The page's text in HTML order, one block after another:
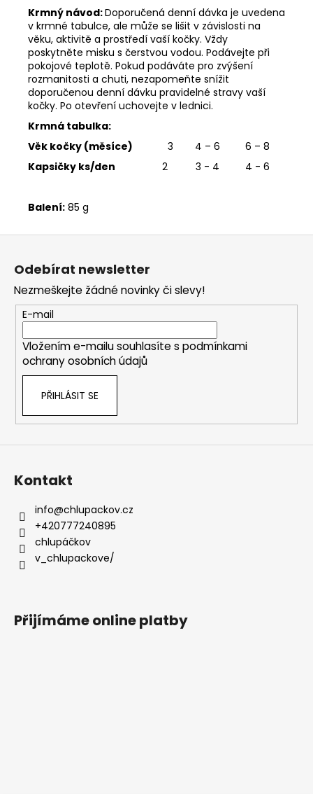
Krmný návod:Doporučená denní dávka je uvedena
v krmné tabulce, ale může se lišit v závislosti na
věku, aktivitě a prostředí vaší kočky. Vždy
poskytněte misku s čerstvou vodou. Podávejte při
pokojové teplotě. Pokud podáváte pro zvýšení
rozmanitosti a chuti, nezapomeňte snížit
doporučenou denní dávku pravidelné stravy vaší
kočky. Po otevření uchovejte v lednici.
Krmná tabulka:
Věk kočky (měsíce)
3 4 – 6
6 – 8
Kapsičky ks/den
2 3 - 4 4 - 6
Balení: 85 g
Z
Odebírat newsletter
Nezmeškejte žádné novinky či slevy!
E-mail
Vložením e-mailu souhlasíte s podmínkami
ochrany osobních údajů
PŘIHLÁSIT SE
Kontakt
info@chlupackov.cz
+420777240895
chlupáčkov
v_chlupackove/
Přijímáme online platby